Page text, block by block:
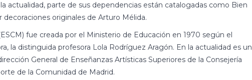
actualidad, parte de sus dependencias están catalogadas como Bien
originales de Arturo Mélida.
fue creada por el Ministerio de Educación en 1970 según el
la distinguida profesora Lola Rodríguez Aragón. En la actualidad es un
General de Enseñanzas Artísticas Superiores de la Consejería
de la Comunidad de Madrid.